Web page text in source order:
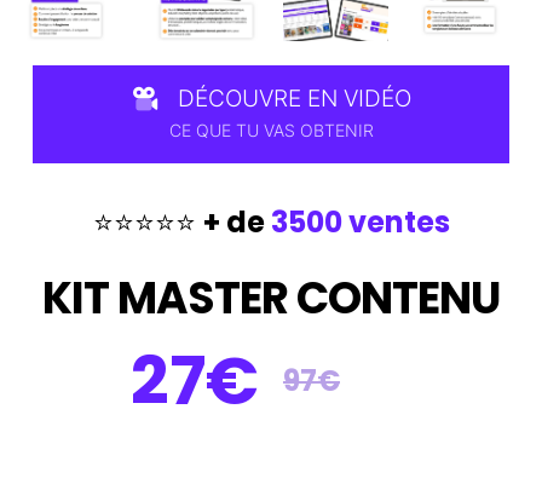
DÉCOUVRE EN VIDÉO
CE QUE TU VAS OBTENIR
⭐️⭐️⭐️⭐️⭐️ + de3500 ventes
KIT MASTER CONTENU
27€ 97€